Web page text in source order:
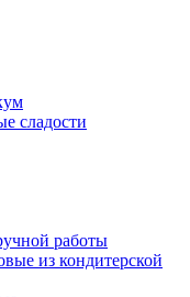
сладости
работы
из кондитерской